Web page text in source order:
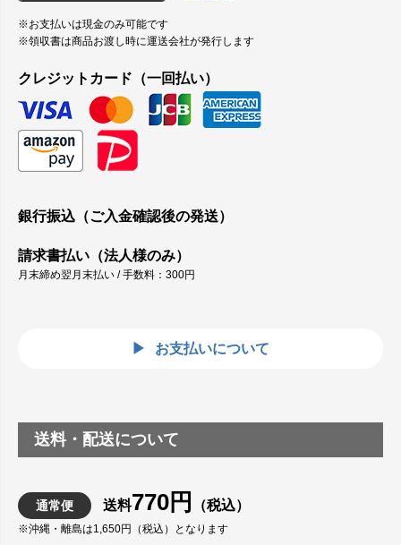
※お支払いは現金のみ可能です
※領収書は商品お渡し時に運送会社が発行します
クレジットカード（一回払い）
銀行振込（ご入金確認後の発送）
請求書払い（法人様のみ）
月末締め翌月末払い / 手数料：300円
お支払いについて
送料・配送について
通常便 送料770円 （税込）
※沖縄・離島は1,650円（税込）となります